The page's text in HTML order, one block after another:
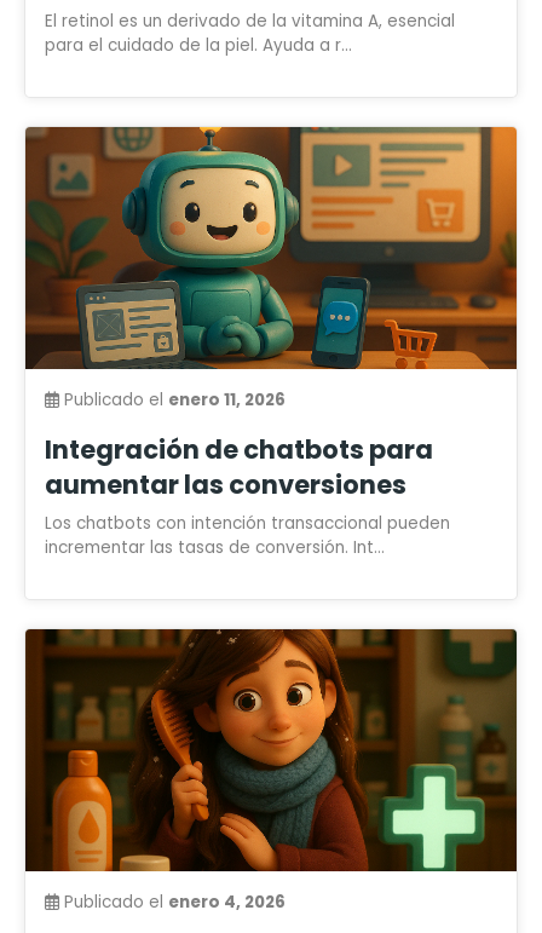
El retinol es un derivado de la vitamina A, esencial
para el cuidado de la piel. Ayuda a r...
Publicado el enero 11, 2026
Integración de chatbots para
aumentar las conversiones
Los chatbots con intención transaccional pueden
incrementar las tasas de conversión. Int...
Publicado el enero 4, 2026